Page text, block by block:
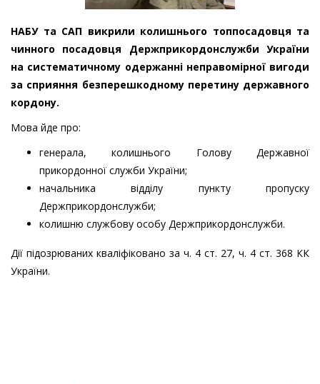
НАБУ та САП викрили колишнього топпосадовця та
чинного посадовця Держприкордонслужби України
на систематичному одержанні неправомірної вигоди
за сприяння безперешкодному перетину державного
кордону.
Мова йде про:
генерала, колишнього Голову Державної
прикордонної служби України;
начальника відділу пункту пропуску
Держприкордонслужби;
колишню службову особу Держприкордонслужби.
Дії підозрюваних кваліфіковано за ч. 4 ст. 27, ч. 4 ст. 368 КК
України.